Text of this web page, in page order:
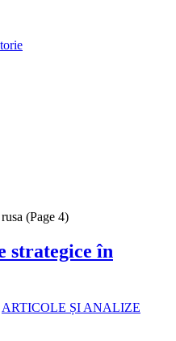
(Page 4)
strategice în
ARTICOLE ȘI ANALIZE